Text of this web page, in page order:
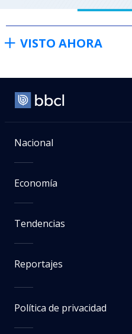
VISTO AHORA
Nacional
Economía
Tendencias
Reportajes
Política de privacidad